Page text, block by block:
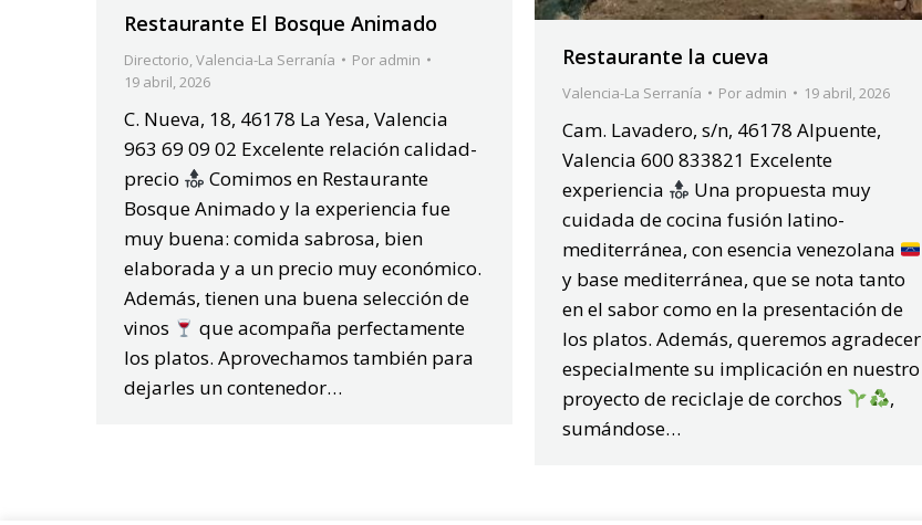
Restaurante El Bosque Animado
Directorio,Valencia-La Serranía Por admin
19 abril, 2026
C. Nueva, 18, 46178 La Yesa, Valencia
963 69 09 02 Excelente relación calidad-
precio
Comimos en Restaurante
Bosque Animado y la experiencia fue
muy buena: comida sabrosa, bien
elaborada y a un precio muy económico.
Además, tienen una buena selección de
vinos
que acompaña perfectamente
los platos. Aprovechamos también para
dejarles un contenedor…
Restaurante la cueva
Valencia-La Serranía Por admin 19 abril, 2026
Cam. Lavadero, s/n, 46178 Alpuente,
Valencia 600 833821 Excelente
experiencia
Una propuesta muy
cuidada de cocina fusión latino-
mediterránea, con esencia venezolana
y base mediterránea, que se nota tanto
en el sabor como en la presentación de
los platos. Además, queremos agradecer
especialmente su implicación en nuestro
proyecto de reciclaje de corchos
,
sumándose…